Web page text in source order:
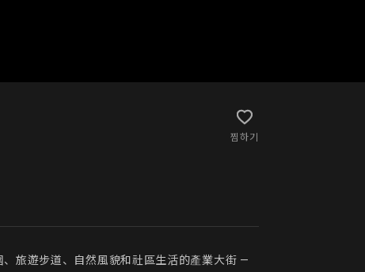
찜하기
旅遊步道、自然風貌和社區生活的產業大街 —